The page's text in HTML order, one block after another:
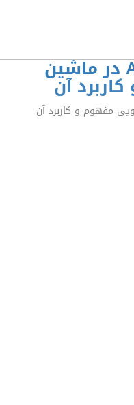
همه چیز درباره AI DD در ماشین
آن